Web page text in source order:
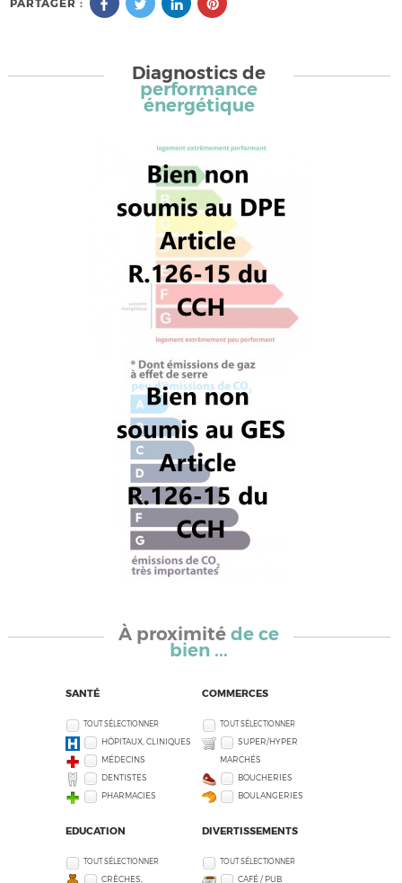
PARTAGER :
Diagnostics de
performance
énergétique
À proximitéde ce
bien ...
SANTÉ
TOUT SÉLECTIONNER
HÔPITAUX, CLINIQUES
MÉDECINS
DENTISTES
PHARMACIES
COMMERCES
TOUT SÉLECTIONNER
SUPER/HYPER
MARCHÉS
BOUCHERIES
BOULANGERIES
EDUCATION
TOUT SÉLECTIONNER
CRÈCHES,
DIVERTISSEMENTS
TOUT SÉLECTIONNER
CAFÉ / PUB